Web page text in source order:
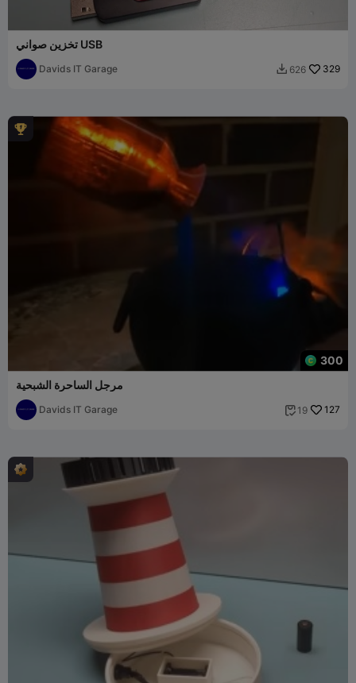
تخزين صواني USB
Davids IT Garage  626 329
300

مرجل الساحرة الشبحية
Davids IT Garage  19 127